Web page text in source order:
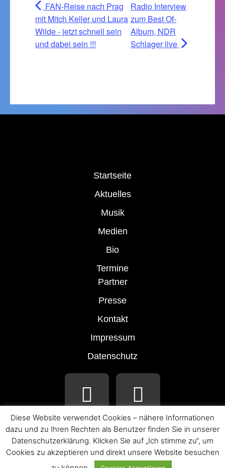
FAN-Reise nach Prag
mit Mitch Keller und Laura
Wilde - jetzt schnell sein
und dabei sein !!!
Radio Interview
zum Best Of-
Album, NDR
Schlager live
Startseite
Aktuelles
Musik
Medien
Bio
Termine
Partner
Presse
Kontakt
Impressum
Datenschutz
© 2026 LAURA WILDE
ALLE ANGABEN OHNE GEWÄHR.
Diese Website verwendet Cookies – nähere Informationen
dazu und zu Ihren Rechten als Benutzer finden Sie in unserer
Datenschutzerklärung. Klicken Sie auf „Ich stimme zu“, um
Cookies zu akzeptieren und direkt unsere Website besuchen